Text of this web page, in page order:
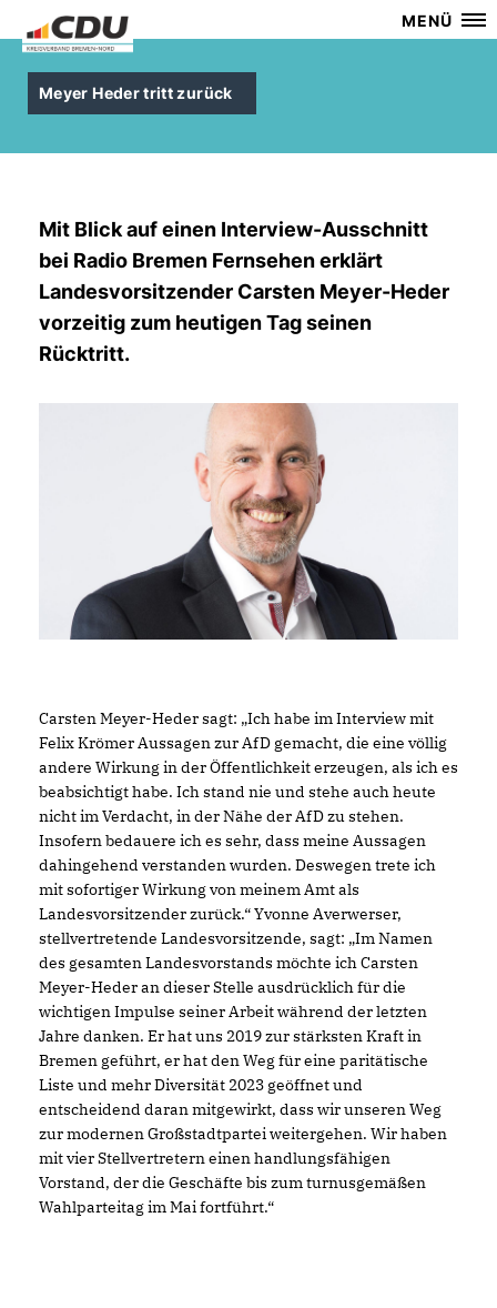
MENÜ
Meyer Heder tritt zurück
Mit Blick auf einen Interview-Ausschnitt
bei Radio Bremen Fernsehen erklärt
Landesvorsitzender Carsten Meyer-Heder
vorzeitig zum heutigen Tag seinen
Rücktritt.
Carsten Meyer-Heder sagt: „Ich habe im Interview mit
Felix Krömer Aussagen zur AfD gemacht, die eine völlig
andere Wirkung in der Öffentlichkeit erzeugen, als ich es
beabsichtigt habe. Ich stand nie und stehe auch heute
nicht im Verdacht, in der Nähe der AfD zu stehen.
Insofern bedauere ich es sehr, dass meine Aussagen
dahingehend verstanden wurden. Deswegen trete ich
mit sofortiger Wirkung von meinem Amt als
Landesvorsitzender zurück.“ Yvonne Averwerser,
stellvertretende Landesvorsitzende, sagt: „Im Namen
des gesamten Landesvorstands möchte ich Carsten
Meyer-Heder an dieser Stelle ausdrücklich für die
wichtigen Impulse seiner Arbeit während der letzten
Jahre danken. Er hat uns 2019 zur stärksten Kraft in
Bremen geführt, er hat den Weg für eine paritätische
Liste und mehr Diversität 2023 geöffnet und
entscheidend daran mitgewirkt, dass wir unseren Weg
zur modernen Großstadtpartei weitergehen. Wir haben
mit vier Stellvertretern einen handlungsfähigen
Vorstand, der die Geschäfte bis zum turnusgemäßen
Wahlparteitag im Mai fortführt.“